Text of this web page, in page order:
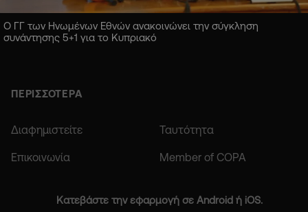
Ο ΓΓ των Ηνωμένων Εθνών ανακοινώνει την σύγκληση
συνάντησης 5+1 για το Κυπριακό
ΠΕΡΙΣΣΟΤΕΡΑ
Διαφημιστείτε Ταυτότητα
Επικοινωνία Member of COPA
Κατεβάστε την εφαρμογή σε Android ή iOS.